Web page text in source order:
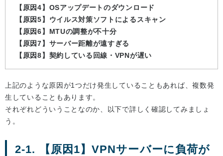
【原因4】OSアップデートのダウンロード
【原因5】ウイルス対策ソフトによるスキャン
【原因6】MTUの調整が不十分
【原因7】サーバー距離が遠すぎる
【原因8】契約している回線・VPNが遅い
上記のような原因が1つだけ発生していることもあれば、複数発
生していることもあります。
それぞれどういうことなのか、以下で詳しく確認してみましょ
う。
2-1. 【原因1】VPNサーバーに負荷が